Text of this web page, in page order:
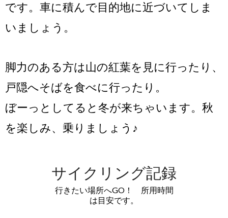
です。車に積んで目的地に近づいてしま
いましょう。
脚力のある方は山の紅葉を見に行ったり、
戸隠へそばを食べに行ったり。
ぼーっとしてると冬が来ちゃいます。秋
を楽しみ、乗りましょう♪
サイクリング記録
行きたい場所へGO！ 所用時間
は目安です。